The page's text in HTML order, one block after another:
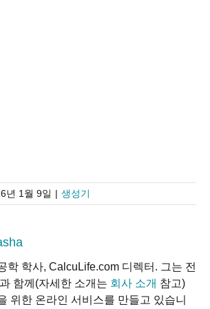
년 1월 9일 | 생성기
학 학사, CalcuLife.com 디렉터. 그는 전
함께(자세한 소개는 회사 소개 참고)
위한 온라인 서비스를 만들고 있습니